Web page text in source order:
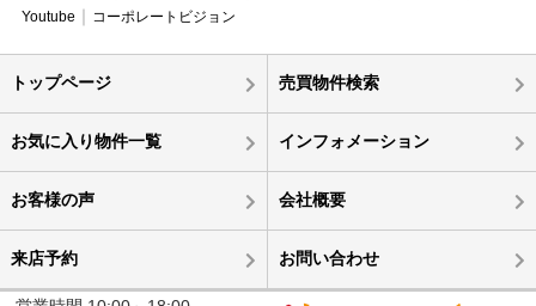
Youtube
コーポレートビジョン
トップページ 売買物件検索
お気に入り物件一覧 インフォメーション
お客様の声 会社概要
来店予約 お問い合わせ